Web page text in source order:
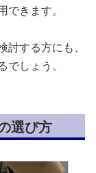
きます。
する方にも、
しょう。
選び方